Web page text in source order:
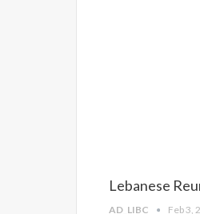
Lebanese
AD_LIBC Feb 3,